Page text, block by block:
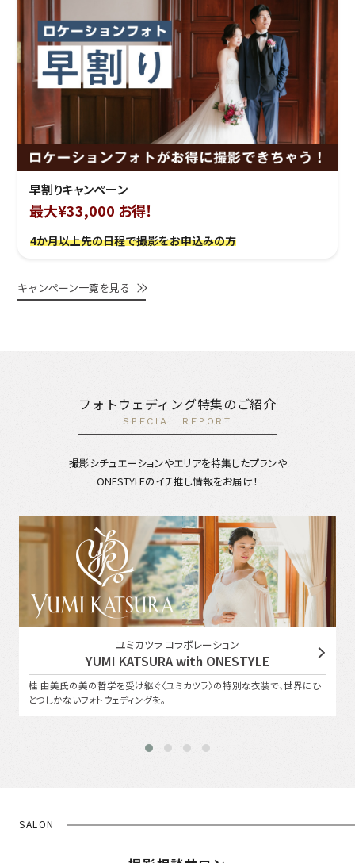
早割りキャンペーン
最大¥33,000 お得！
4か月以上先の日程で撮影をお申込みの方
キャンペーン一覧を見る
フォトウェディング特集のご紹介
SPECIAL REPORT
撮影シチュエーションやエリアを特集したプランや
ONESTYLEのイチ推し情報をお届け！
ユミカツラ コラボレーション
YUMI KATSURA with ONESTYLE
桂 由美氏の美の哲学を受け継ぐ〈ユミカツラ〉の特別な衣装で、世界にひ
とつしかないフォトウェディングを。
SALON